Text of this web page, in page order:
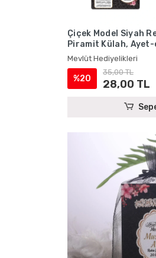
Çiçek Model Siyah
Piramit Külah,
Karton Çanta -
Mevlüt Hediyelikleri
%20
35,00 TL
28,00 TL